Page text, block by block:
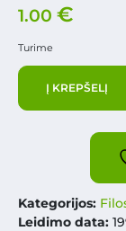
1.00 €
Turime
Į KREPŠELĮ
Kategorijos:
Leidimo data: